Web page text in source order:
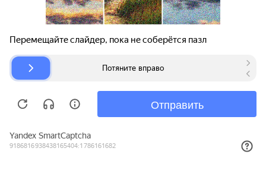
Авторазборки Карта сайта
© bibinet.ru - система поиска запчастей,
Copyright 2010-2026 Все права защищены